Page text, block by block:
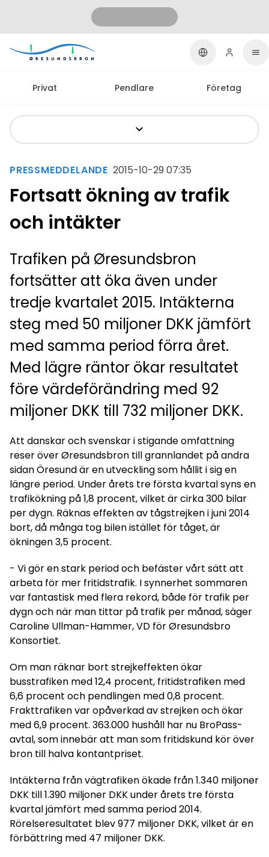
Privat Pendlare Företag
PRESSMEDDELANDE 2015-10-29 07:35
Fortsatt ökning av trafik
och intäkter
Trafiken på Øresundsbron
fortsätter att öka även under
tredje kvartalet 2015. Intäkterna
steg med 50 miljoner DKK jämfört
med samma period förra året.
Med lägre räntor ökar resultatet
före värdeförändring med 92
miljoner DKK till 732 miljoner DKK.
Att danskar och svenskar i stigande omfattning
reser över Øresundsbron till grannlandet på andra
sidan Öresund är en utveckling som hållit i sig en
längre period. Under årets tre första kvartal syns en
trafikökning på 1,8 procent, vilket är cirka 300 bilar
per dygn. Räknas effekten av tågstrejken i juni 2014
bort, då många tog bilen istället för tåget, är
ökningen 3,5 procent.
- Vi gör en stark period och befäster vårt sätt att
arbeta för mer fritidstrafik. I synnerhet sommaren
var fantastisk med flera rekord, både för trafik per
dygn och när man tittar på trafik per månad, säger
Caroline Ullman-Hammer, VD för Øresundsbro
Konsortiet.
Om man räknar bort strejkeffekten ökar
busstrafiken med 12,4 procent, fritidstrafiken med
6,6 procent och pendlingen med 0,8 procent.
Frakttrafiken var opåverkad av strejken och ökar
med 6,9 procent. 363.000 hushåll har nu BroPass-
avtal, som innebär att man som fritidskund kör över
bron till halva kontantpriset.
Intäkterna från vägtrafiken ökade från 1.340 miljoner
DKK till 1.390 miljoner DKK under årets tre första
kvartal jämfört med samma period 2014.
Rörelseresultatet blev 977 miljoner DKK, vilket är en
förbättring med 47 miljoner DKK.